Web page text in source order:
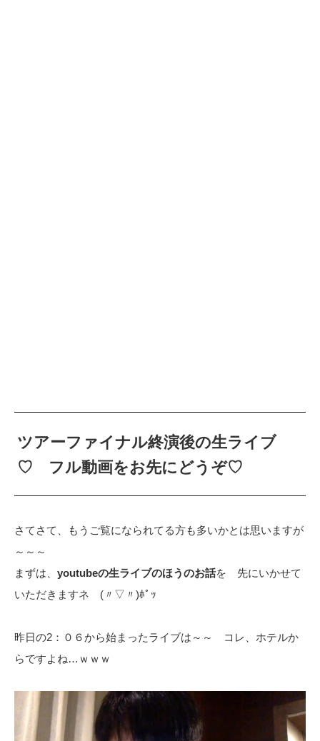
ツアーファイナル終演後の生ライブ
♡ フル動画をお先にどうぞ♡
さてさて、もうご覧になられてる方も多いかとは思いますが
～～～
まずは、 youtubeの生ライブのほうのお話を 先にいかせて
いただきますネ (〃▽〃)ﾎﾟｯ
昨日の2：０６から始まったライブは～～ コレ、ホテルか
らですよね…ｗｗｗ